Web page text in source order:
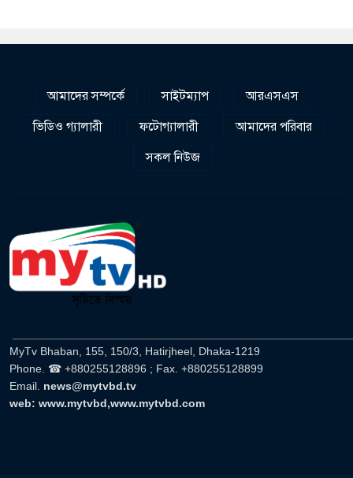
আমাদের সম্পর্কে সাইটম্যাপ
আরএসএস
ভিডিও গ্যালারী
ফটোগ্যালারী
আমাদের পরিবার
সকল নিউজ
MyTv Bhaban, 155, 150/3, Hatirjheel, Dhaka-1219
Phone. ☎ +880255128896 ; Fax. +880255128899
Email. news@mytvbd.tv
web: www.mytvbd,www.mytvbd.com